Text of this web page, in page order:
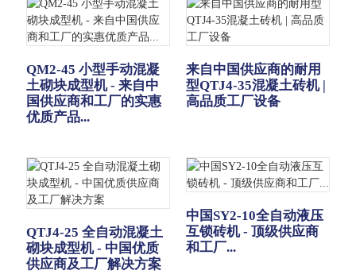
QM2-45 小型手动混凝
土砌块成型机 - 来自中
国供应商和工厂的实惠
优质产品...
来自中国供应商的耐用
型QTJ4-35混凝土砖机 |
高品质工厂设备
QTJ4-25 全自动混凝土
砌块成型机 - 中国优质
供应商及工厂解决方案
中国SY2-10全自动液压
互锁砖机 - 顶级供应商
和工厂...